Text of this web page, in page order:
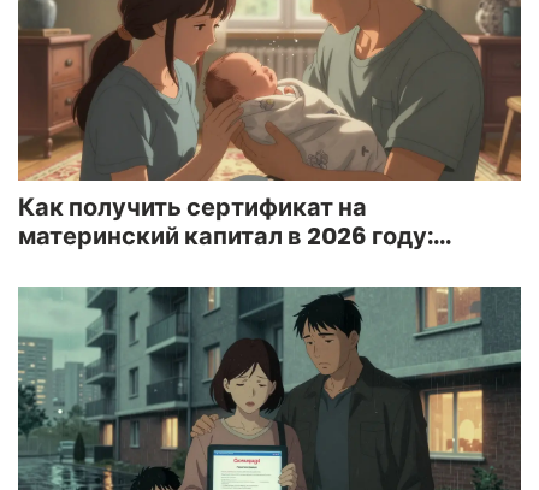
Как получить сертификат на
материнский капитал в 2026 году: